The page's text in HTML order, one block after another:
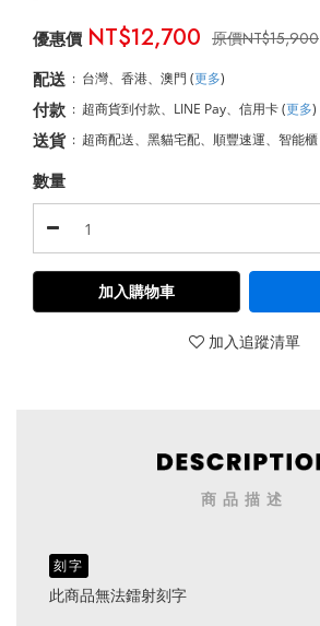
NT$15,900
NT$12,700
配送 : 台灣、香港、澳門 (更多)
付款 : 超商貨到付款、LINE Pay、信用卡(更多)
送貨 : 超商配送、黑貓宅配、順豐速運、智能櫃
數量
加入購物車
加入追蹤清單
商品描述
刻字
此商品無法鐳射刻字